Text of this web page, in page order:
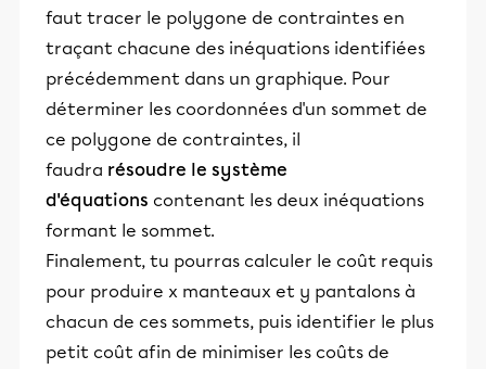
faut tracer le polygone de contraintes en
traçant chacune des inéquations identifiées
précédemment dans un graphique. Pour
déterminer les coordonnées d'un sommet de
ce polygone de contraintes, il
faudra résoudre le système
d'équations contenant les deux inéquations
formant le sommet.
Finalement, tu pourras calculer le coût requis
pour produire x manteaux et y pantalons à
chacun de ces sommets, puis identifier le plus
petit coût afin de minimiser les coûts de